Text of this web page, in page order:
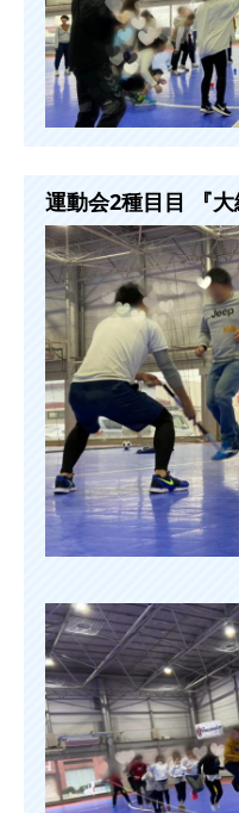
運動会2種目目 『大